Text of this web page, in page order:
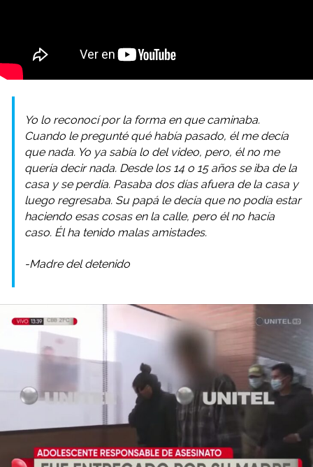
Yo lo reconocí por la forma en que caminaba.
Cuando le pregunté qué había pasado, él me decía
que nada. Yo ya sabía lo del video, pero, él no me
quería decir nada. Desde los 14 o 15 años se iba de la
casa y se perdía. Pasaba dos días afuera de la casa y
luego regresaba. Su papá le decía que no podía estar
haciendo esas cosas en la calle, pero él no hacía
caso. Él ha tenido malas amistades.
-Madre del detenido